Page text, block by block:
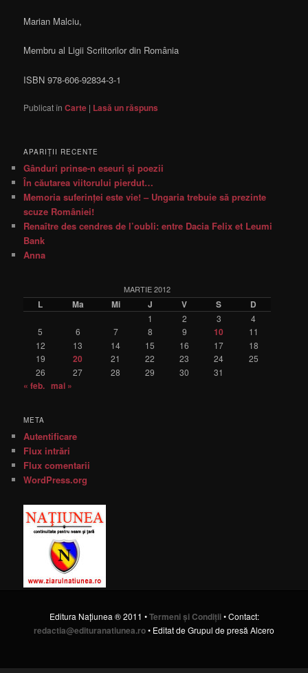
Marian Malciu,
Membru al Ligii Scriitorilor din România
ISBN 978-606-92834-3-1
Publicat în Carte | Lasă un răspuns
APARIŢII RECENTE
Gânduri prinse-n eseuri şi poezii
În căutarea viitorului pierdut…
Memoria suferinţei este vie! – Ungaria trebuie să prezinte
scuze României!
Renaître des cendres de l’oubli: entre Dacia Felix et Leumi
Bank
Anna
MARTIE 2012
L Ma Mi J V S D
1 2 3
4
5
6 7 8 9 10
11
12
13 14 15 16 17
18
19
20 21 22 23 24
25
26
27 28 29 30 31
« feb. mai »
META
Autentificare
Flux intrări
Flux comentarii
WordPress.org
Editura Naţiunea ® 2011 •Termeni şi Condiţii• Contact:
redactia@edituranatiunea.ro• Editat de Grupul de presă Alcero